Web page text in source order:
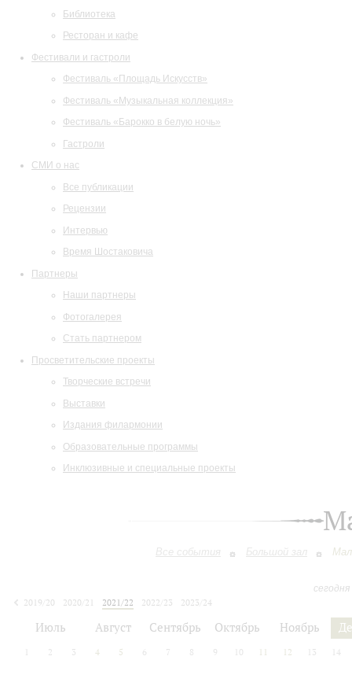
Библиотека
Ресторан и кафе
Фестивали и гастроли
Фестиваль «Площадь Искусств»
Фестиваль «Музыкальная коллекция»
Фестиваль «Барокко в белую ночь»
Гастроли
СМИ о нас
Все публикации
Рецензии
Интервью
Время Шостаковича
Партнеры
Наши партнеры
Фотогалерея
Стать партнером
Просветительские проекты
Творческие встречи
Выставки
Издания филармонии
Образовательные программы
Инклюзивные и специальные проекты
Все события Большой зал
2019/20
2020/21 2021/22 2022/23
2023/24
Июль Август Сентябрь Октябрь Ноябрь
2 3 4 5 6 7 8 9 10 11 12 13 14